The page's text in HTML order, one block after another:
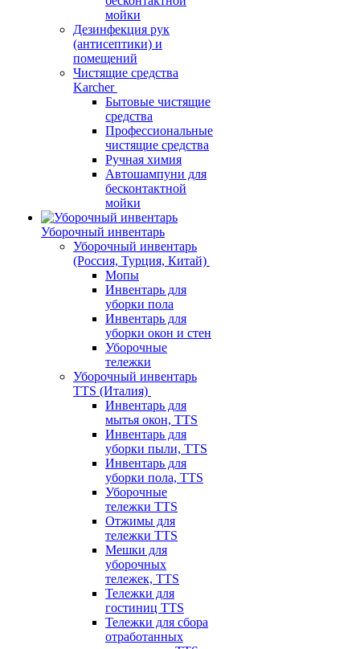
мойки
Дезинфекция рук
(антисептики) и
помещений
Чистящие средства
Karcher
Бытовые чистящие
средства
Профессиональные
чистящие средства
Ручная химия
Автошампуни для
бесконтактной
мойки
Уборочный инвентарь
Уборочный инвентарь
(Россия, Турция, Китай)
Мопы
Инвентарь для
уборки пола
Инвентарь для
уборки окон и стен
Уборочные
тележки
Уборочный инвентарь
TTS (Италия)
Инвентарь для
мытья окон, TTS
Инвентарь для
уборки пыли, TTS
Инвентарь для
уборки пола, TTS
Уборочные
тележки TTS
Отжимы для
тележки TTS
Мешки для
уборочных
тележек, TTS
Тележки для
гостиниц TTS
Тележки для сбора
отработанных